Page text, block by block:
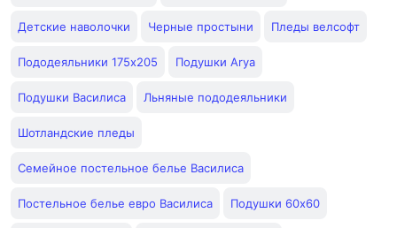
Детские наволочки Черные простыни Пледы велсофт
Пододеяльники 175х205 Подушки Arya
Подушки Василиса Льняные пододеяльники
Шотландские пледы
Семейное постельное белье Василиса
Постельное белье евро Василиса Подушки 60х60